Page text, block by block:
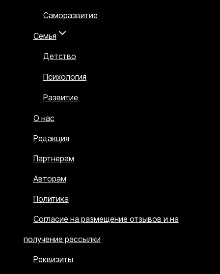
Саморазвитие
Семья
Детство
Психология
Развитие
О нас
Редакция
Партнерам
Авторам
Политика
Согласие на размещение отзывов и на
получение рассылки
Реквизиты